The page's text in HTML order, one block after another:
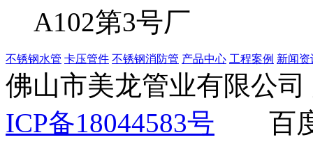
A102第3号厂
不锈钢水管 卡压管件 不锈钢消防管 产品中心 工程案例 新闻资
佛山市美龙管业有限
ICP备18044583号 百